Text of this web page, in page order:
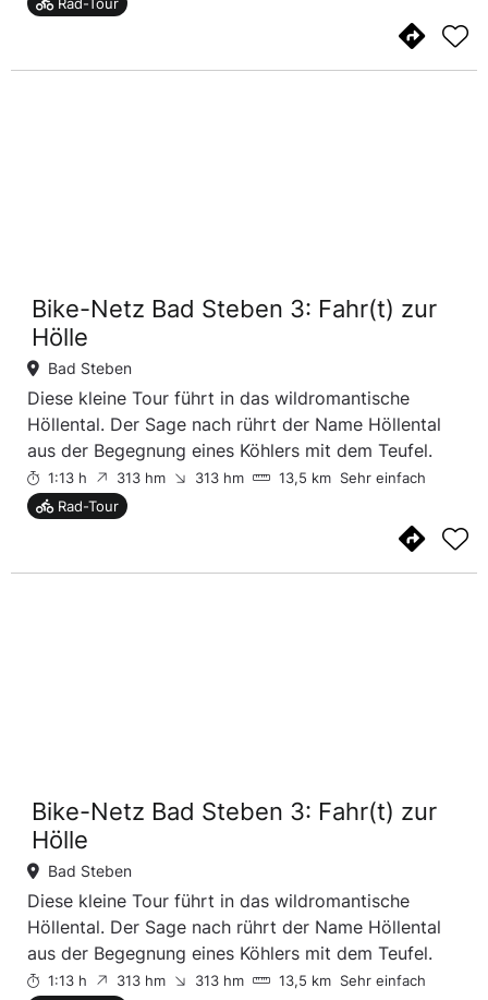
Bike-Netz Bad Steben 3: Fahr(t) zur
Hölle
Bad Steben
Diese kleine Tour führt in das wildromantische
Höllental. Der Sage nach rührt der Name Höllental
aus der Begegnung eines Köhlers mit dem Teufel.
1:13 h 313 hm 313 hm 13,5 km Sehr einfach
Rad-Tour
Bike-Netz Bad Steben 3: Fahr(t) zur
Hölle
Bad Steben
Diese kleine Tour führt in das wildromantische
Höllental. Der Sage nach rührt der Name Höllental
aus der Begegnung eines Köhlers mit dem Teufel.
1:13 h 313 hm 313 hm 13,5 km Sehr einfach